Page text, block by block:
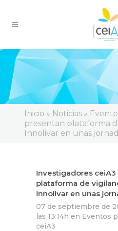
Inicio » Noticias »
presentan plataforma
Innolivar en unas
Investigadores
plataforma de
Innolivar en unas
07 de septiembre de
las 13:14h en Eventos
ceiA3